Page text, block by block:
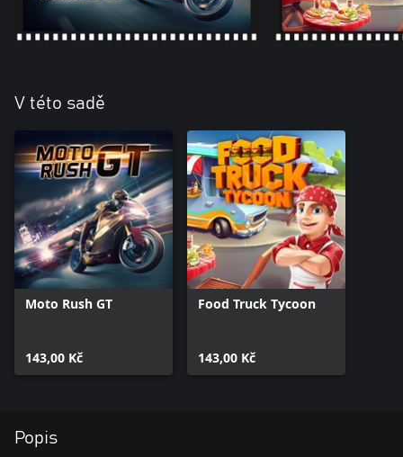
V této sadě
Moto Rush GT
143,00 Kč
Food Truck Tycoon
143,00 Kč
Popis